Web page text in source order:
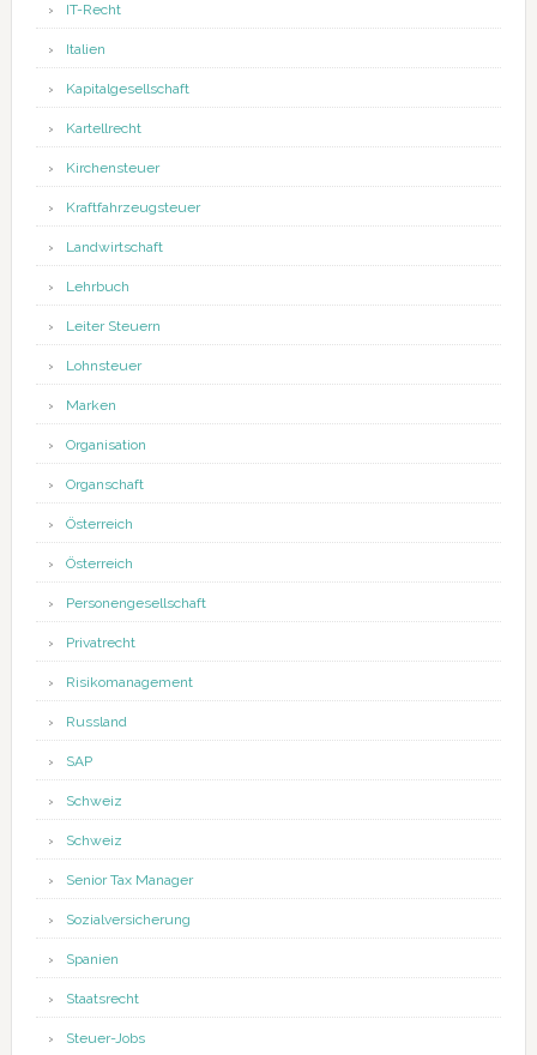
IT-Recht
Italien
Kapitalgesellschaft
Kartellrecht
Kirchensteuer
Kraftfahrzeugsteuer
Landwirtschaft
Lehrbuch
Leiter Steuern
Lohnsteuer
Marken
Organisation
Organschaft
Österreich
Österreich
Personengesellschaft
Privatrecht
Risikomanagement
Russland
SAP
Schweiz
Schweiz
Senior Tax Manager
Sozialversicherung
Spanien
Staatsrecht
Steuer-Jobs